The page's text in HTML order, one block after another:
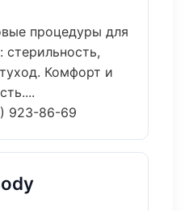
процедуры для
стерильность,
Комфорт и
923-86-69